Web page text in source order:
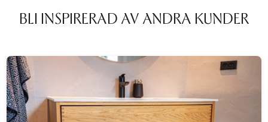
BLI INSPIRERAD AV ANDRA KUNDER